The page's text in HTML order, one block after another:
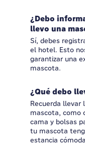
¿Debo
llevo una
Sí, debes
el hotel. Esto
garantizar una
mascota.
¿Qué debo
Recuerda llevar
mascota, como
cama y bolsas
tu mascota
estancia